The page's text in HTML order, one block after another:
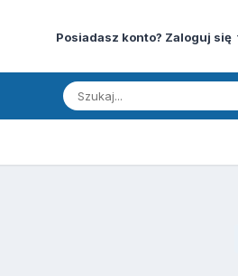
Posiadasz konto? Zaloguj się